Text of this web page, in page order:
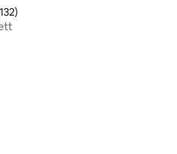
i genomsnittligt betyg, 132